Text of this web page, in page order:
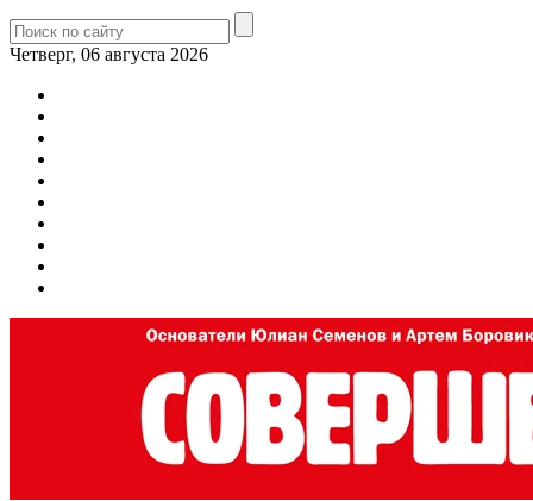
Четверг, 06 августа 2026